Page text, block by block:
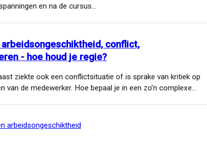
en na de cursus…
conflict,
- hoe houd je regie?
ziekte ook een conflictsituatie of is sprake van kritiek op
van de medewerker. Hoe bepaal je in een zo’n complexe…
arbeidsongeschiktheid